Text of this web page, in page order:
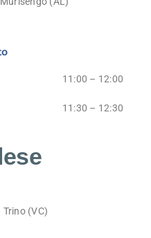
11:00 – 12:00
11:30 – 12:30
(VC)